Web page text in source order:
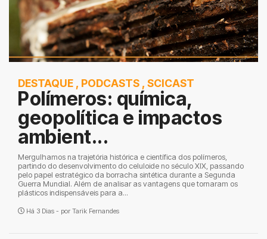
DESTAQUE , PODCASTS , SCICAST
Polímeros: química,
geopolítica e impactos
ambient...
Mergulhamos na trajetória histórica e científica dos polímeros,
partindo do desenvolvimento do celuloide no século XIX, passando
pelo papel estratégico da borracha sintética durante a Segunda
Guerra Mundial. Além de analisar as vantagens que tornaram os
plásticos indispensáveis para a...
Há 3 Dias - por Tarik Fernandes